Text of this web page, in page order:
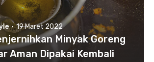
· 19 Maret 2022
Minyak Goreng
Aman Dipakai Kembali